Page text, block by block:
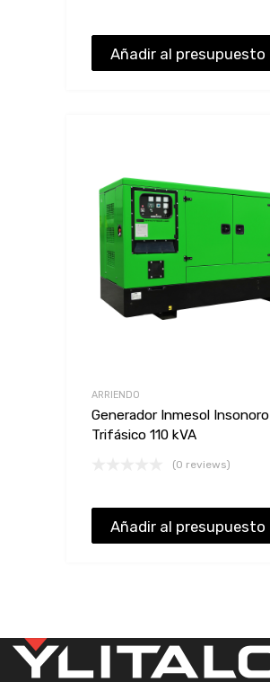
Añadir al presupuesto
ARRIENDO
Generador Inmesol Insonoro
Trifásico 110 kVA
(0 reviews)
Añadir al presupuesto